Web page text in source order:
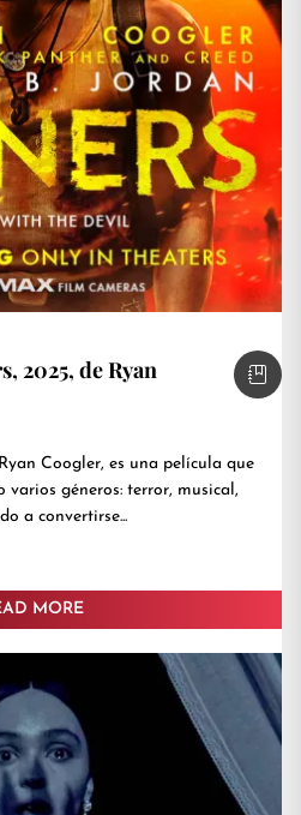
2025, de Ryan
Coogler, es una película que
géneros: terror, musical,
a convertirse...
MORE